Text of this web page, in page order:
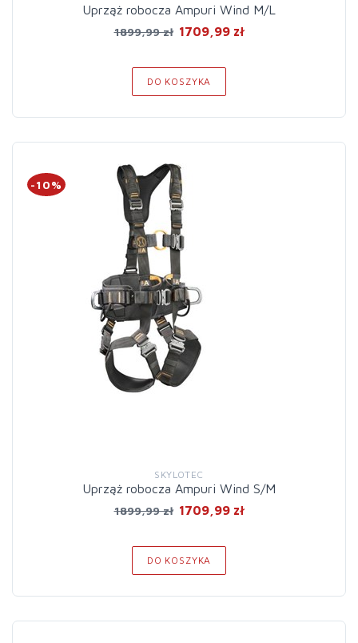
Uprząż robocza Ampuri Wind M/L
1899,99 zł 1709,99 zł
DO KOSZYKA
-10%
SKYLOTEC
Uprząż robocza Ampuri Wind S/M
1899,99 zł 1709,99 zł
DO KOSZYKA